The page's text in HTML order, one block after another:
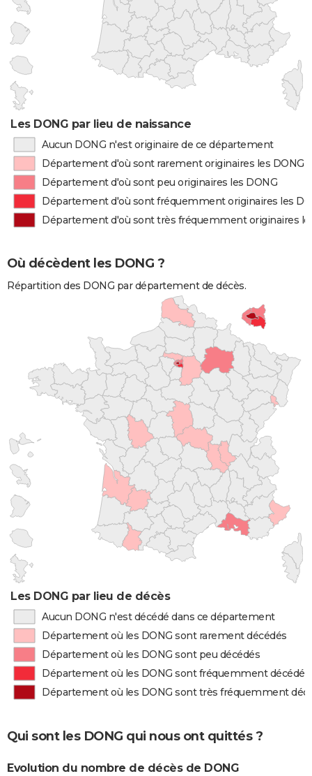
Les DONG par lieu de naissance
Aucun DONG n'est originaire de ce département
Département d'où sont rarement originaires les DONG
Département d'où sont peu originaires les DONG
Département d'où sont fréquemment originaires les
Département d'où sont très fréquemment originaires
Où décèdent les DONG ?
Répartition des DONG par département de décès.
Les DONG par lieu de décès
Aucun DONG n'est décédé dans ce département
Département où les DONG sont rarement décédés
Département où les DONG sont peu décédés
Département où les DONG sont fréquemment décédés
Département où les DONG sont très fréquemment
Qui sont les DONG qui nous ont quittés ?
Evolution du nombre de décès de DONG